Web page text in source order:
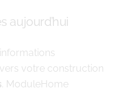
aujourd’hui
votre construction
. ModuleHome